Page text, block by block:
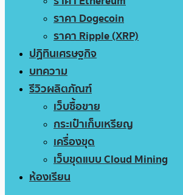
ราคา Dogecoin
ราคา Ripple (XRP)
ปฏิทินเศรษฐกิจ
บทความ
รีวิวผลิตภัณฑ์
เว็บซื้อขาย
กระเป๋าเก็บเหรียญ
เครื่องขุด
เว็บขุดแบบ Cloud Mining
ห้องเรียน